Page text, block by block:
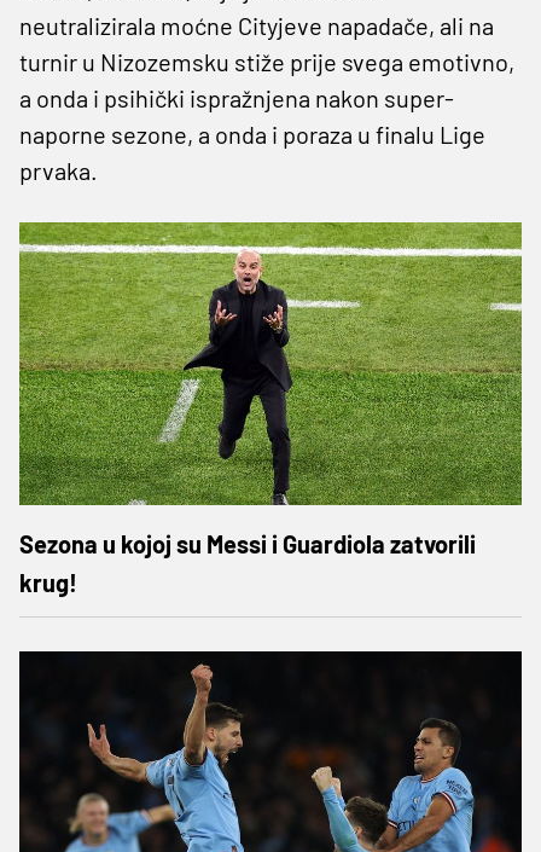
neutralizirala moćne Cityjeve napadače, ali na
turnir u Nizozemsku stiže prije svega emotivno,
a onda i psihički ispražnjena nakon super-
naporne sezone, a onda i poraza u finalu Lige
prvaka.
Sezona u kojoj su Messi i Guardiola zatvorili
krug!